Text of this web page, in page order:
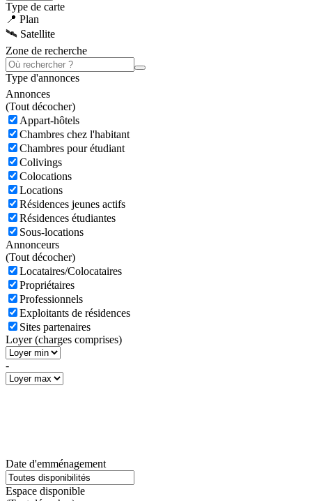
Type de carte
📍 Plan
🛰️ Satellite
Zone de recherche
Type d'annonces
Annonces
(Tout décocher)
Appart-hôtels
Chambres chez l'habitant
Chambres pour étudiant
Colivings
Colocations
Locations
Résidences jeunes actifs
Résidences étudiantes
Sous-locations
Annonceurs
(Tout décocher)
Locataires/Colocataires
Propriétaires
Professionnels
Exploitants de résidences
Sites partenaires
Loyer (charges comprises)
-
Date d'emménagement
Espace disponible